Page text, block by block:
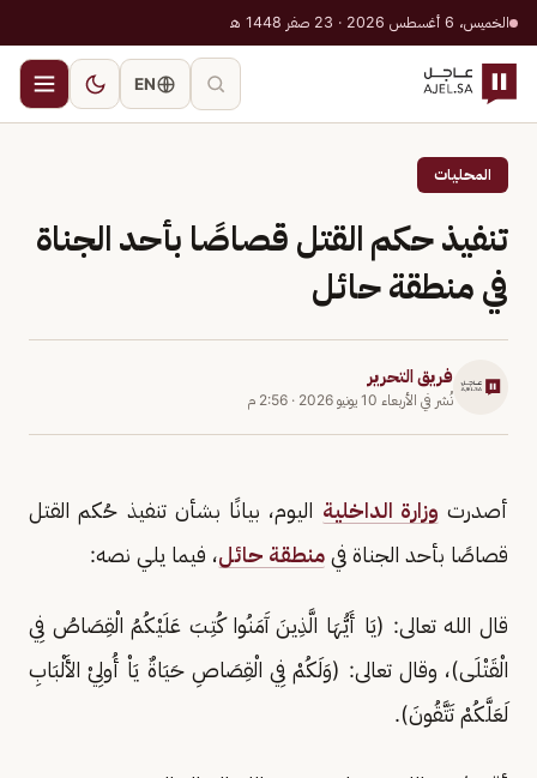
الخميس، 6 أغسطس 2026 · 23 صفر 1448 هـ
EN
المحليات
تنفيذ حكم القتل قصاصًا بأحد الجناة
في منطقة حائل
فريق التحرير
نُشر في الأربعاء 10 يونيو 2026 · 2:56 م
أصدرت وزارة الداخلية اليوم، بيانًا بشأن تنفيذ حُكم القتل
قصاصًا بأحد الجناة في منطقة حائل، فيما يلي نصه:
قال الله تعالى: (يَا أَيُّهَا الَّذِينَ آَمَنُوا كُتِبَ عَلَيْكُمُ الْقِصَاصُ فِي
الْقَتْلَى)، وقال تعالى: (وَلَكُمْ فِي الْقِصَاصِ حَيَاةٌ يَاْ أُولِيْ الأَلْبَابِ
لَعَلَّكُمْ تَتَّقُونَ).